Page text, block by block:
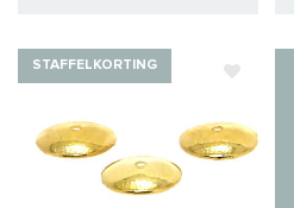
STAFFELKORTING